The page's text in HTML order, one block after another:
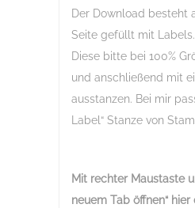
Der Download besteht
Seite gefüllt mit Labels.
Diese bitte bei 100%
und anschließend mit
ausstanzen. Bei mir
Label“ Stanze von
Mit rechter Maustaste
neuem Tab öffnen“ hier